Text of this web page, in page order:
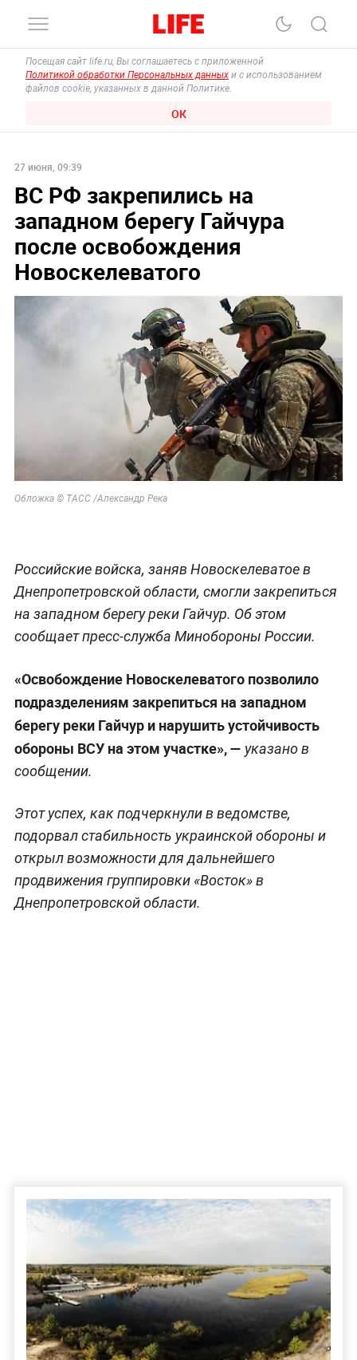
Посещая сайт life.ru, Вы соглашаетесь с приложенной
Политикой обработки Персональных данных и с использованием
файлов cookie, указанных в данной Политике.
ОК
27 июня, 09:39
ВС РФ закрепились на
западном берегу Гайчура
после освобождения
Новоскелеватого
Обложка © ТАСС /Александр Река
Российские войска, заняв Новоскелеватое в
Днепропетровской области, смогли закрепиться
на западном берегу реки Гайчур. Об этом
сообщает пресс-служба Минобороны России.
«Освобождение Новоскелеватого позволило
подразделениям закрепиться на западном
берегу реки Гайчур и нарушить устойчивость
обороны ВСУ на этом участке», — указано в
сообщении.
Этот успех, как подчеркнули в ведомстве,
подорвал стабильность украинской обороны и
открыл возможности для дальнейшего
продвижения группировки «Восток» в
Днепропетровской области.